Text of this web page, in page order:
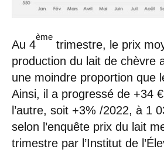
Au 4
ème
trimestre, le prix
production du lait de chèvre
une moindre proportion que
Ainsi, il a progressé de +34
l’autre, soit +3% /2022, à 1
selon l’enquête prix du lait
trimestre par l’Institut de